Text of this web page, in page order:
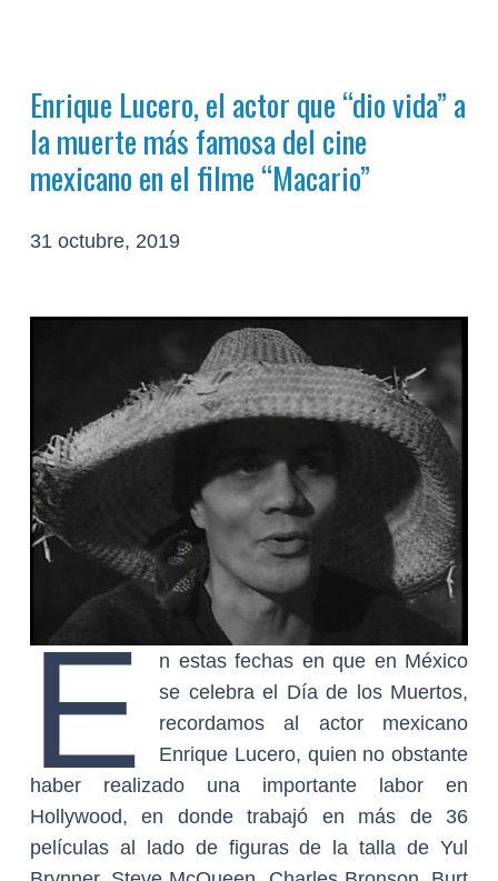
Enrique Lucero, el actor que “dio vida” a
la muerte más famosa del cine
mexicano en el filme “Macario”
31 octubre, 2019
E
n estas fechas en que en México
se celebra el Día de los Muertos,
recordamos al actor mexicano
Enrique Lucero, quien no obstante
haber realizado una importante labor en
Hollywood, en donde trabajó en más de 36
películas al lado de figuras de la talla de Yul